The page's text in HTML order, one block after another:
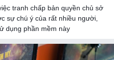
tranh chấp bản quyền chủ sở
sự chú ý của rất nhiều người,
dụng phần mềm này